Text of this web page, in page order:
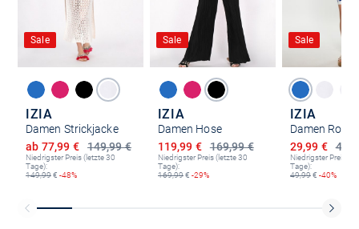
Sale
IZIA
Damen Strickjacke
149,99 €
Ermäßigter Preis
ab 77,99 €
Niedrigster Preis (letzte 30
Tage):
149,99€ -48%
Sale
IZIA
Damen Hose
169,99 €
Ermäßigter Preis
119,99 €
Niedrigster Preis (letzte 30
Tage):
169,99€ -29%
Sale
IZIA
Damen Rock
Ermäßigter
29,99 €
Niedrigster Preis
Tage):
49,99€ -40%